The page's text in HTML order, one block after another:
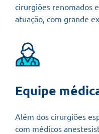
cirurgiões renomados
atuação, com grande
Equipe
Além dos cirurgiões
com médicos